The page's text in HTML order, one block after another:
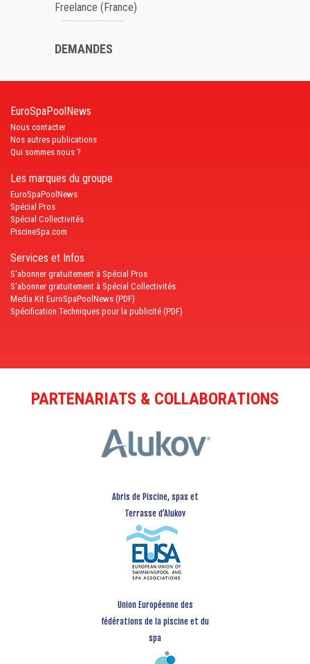
Freelance (France)
DEMANDES
EuroSpaPoolNews
Nous contacter
Nos autres publications
Qui sommes nous ?
Les marques du groupe
EuroSpaPoolNews
Spécial Pros
Spécial Collectivités
PiscineSpa.com
Services et Infos
S'abonner gratuitement à Spécial Pros
S'abonner gratuitement à Spécial Collectivités
Media Kit EuroSpaPoolNews (PDF)
Spécification Techniques pour la publicité (PDF)
PARTENARIATS & COLLABORATIONS
Abris de Piscine, spas et
Terrasse d’Alukov
Union Européenne des
fédérations de la piscine et du
spa